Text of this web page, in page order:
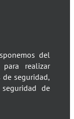
del
realizar
seguridad,
de